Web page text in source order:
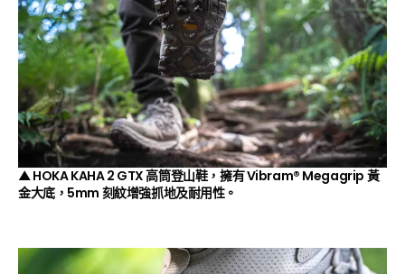
▲ HOKA KAHA 2 GTX 高筒登山鞋，擁有Vibram® Megagrip 黃
金大底， 5mm 刻紋增強抓地及耐用性。